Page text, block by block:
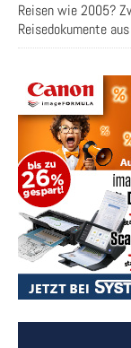
Reisen wie 2005?
Reisedokumente aus